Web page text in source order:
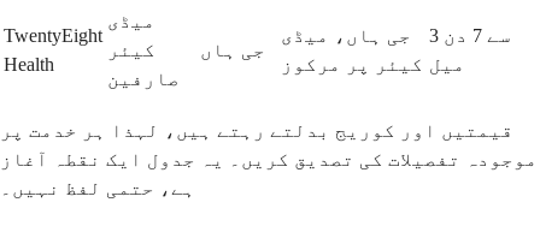
TwentyEight
Health
میڈی
کیئر
صارفین
جی ہاں
جی ہاں، میڈی
کیئر پر مرکوز
3 سے 7 دن
میل
قیمتیں اور کوریج بدلتے رہتے ہیں، لہذا ہر خدمت پر
موجودہ تفصیلات کی تصدیق کریں۔ یہ جدول ایک نقطہ آغاز
ہے، حتمی لفظ نہیں۔